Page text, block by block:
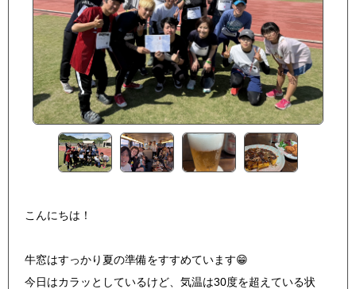
こんにちは！
牛窓はすっかり夏の準備をすすめています😁
今日はカラッとしているけど、気温は30度を超えている状